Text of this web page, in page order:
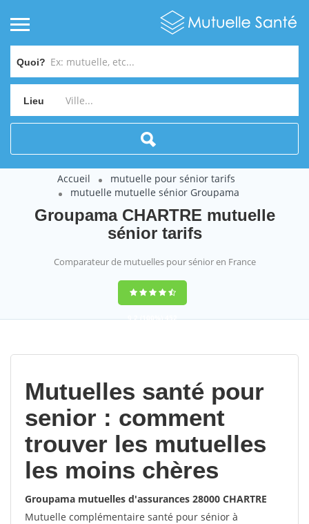
Quoi?
Lieu
Accueil
mutuelle pour sénior tarifs
mutuelle mutuelle sénior Groupama
Groupama CHARTRE mutuelle
sénior tarifs
Comparateur de mutuelles pour sénior en France
9,2(100%)452
Mutuelles santé pour
senior : comment
trouver les mutuelles
les moins chères
Groupama mutuelles d'assurances 28000 CHARTRE
Mutuelle complémentaire santé pour sénior à